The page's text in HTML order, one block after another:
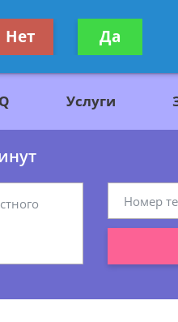
Получите консультацию
бесплатно
Услуги
Нет Да